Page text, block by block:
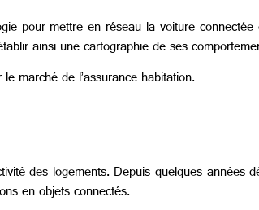
pour mettre en réseau la voiture connectée
ainsi une cartographie de ses
marché de l’assurance habitation.
des logements. Depuis quelques années
en objets connectés.